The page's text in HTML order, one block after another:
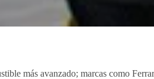
más avanzado; marcas como